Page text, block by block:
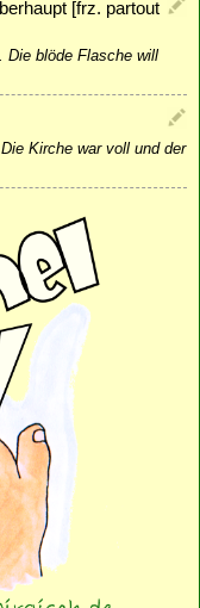
[frz. partout
Die blöde Flasche will
Die Kirche war voll und der